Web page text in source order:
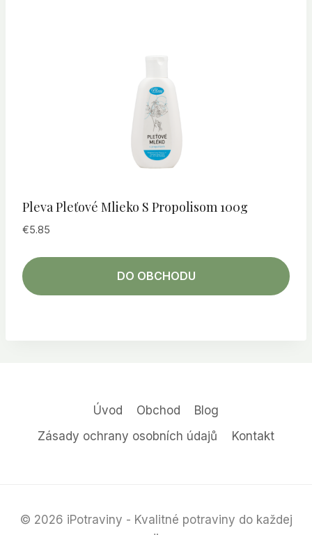
Pleva Pleťové Mlieko S Propolisom 100g
€5.85
DO OBCHODU
Úvod Obchod
Blog
Zásady ochrany osobních údajů
Kontakt
© 2026 iPotraviny - Kvalitné potraviny do každej